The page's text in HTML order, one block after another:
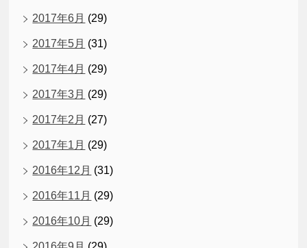
2017年6月 (29)
2017年5月 (31)
2017年4月 (29)
2017年3月 (29)
2017年2月 (27)
2017年1月 (29)
2016年12月 (31)
2016年11月 (29)
2016年10月 (29)